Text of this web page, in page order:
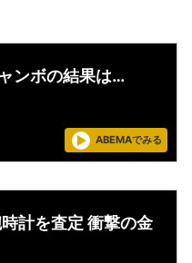
ンボの結果は…
ABEMAでみる
計を査定 衝撃の金